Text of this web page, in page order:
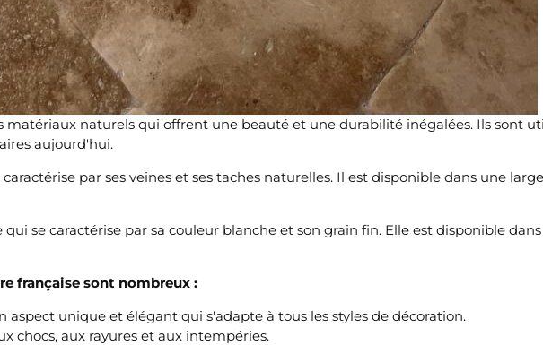
matériaux naturels qui offrent une beauté et une durabilité inégalées. Ils sont
aujourd'hui.
par ses veines et ses taches naturelles. Il est disponible dans une
se caractérise par sa couleur blanche et son grain fin. Elle est disponible
française sont nombreux :
unique et élégant qui s'adapte à tous les styles de décoration.
chocs, aux rayures et aux intempéries.